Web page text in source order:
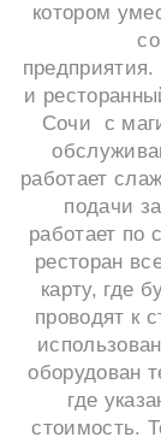
котором
предприятия.
и
Сочи с
работает
подачи
работает по
ресторан
карту, где
проводят к
оборудован
где
стоимость.